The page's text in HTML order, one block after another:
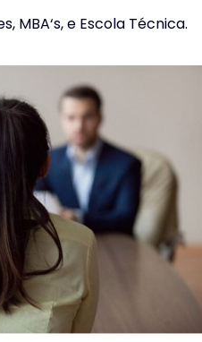
MBA‘s, e Escola Técnica.